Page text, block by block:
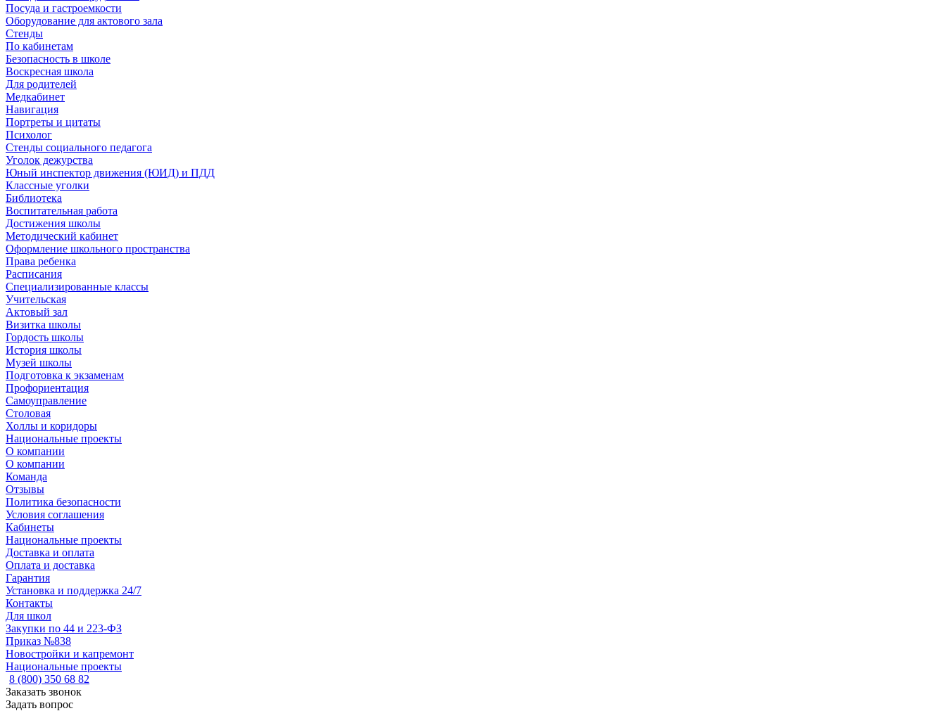
Посуда и гастроемкости
Оборудование для актового зала
Стенды
По кабинетам
Безопасность в школе
Воскресная школа
Для родителей
Медкабинет
Навигация
Портреты и цитаты
Психолог
Стенды социального педагога
Уголок дежурства
Юный инспектор движения (ЮИД) и ПДД
Классные уголки
Библиотека
Воспитательная работа
Достижения школы
Методический кабинет
Оформление школьного пространства
Права ребенка
Расписания
Специализированные классы
Учительская
Актовый зал
Визитка школы
Гордость школы
История школы
Музей школы
Подготовка к экзаменам
Профориентация
Самоуправление
Столовая
Холлы и коридоры
Национальные проекты
О компании
О компании
Команда
Отзывы
Политика безопасности
Условия соглашения
Кабинеты
Национальные проекты
Доставка и оплата
Оплата и доставка
Гарантия
Установка и поддержка 24/7
Контакты
Для школ
Закупки по 44 и 223-ФЗ
Приказ №838
Новостройки и капремонт
Национальные проекты
8 (800) 350 68 82
Заказать звонок
Задать вопрос